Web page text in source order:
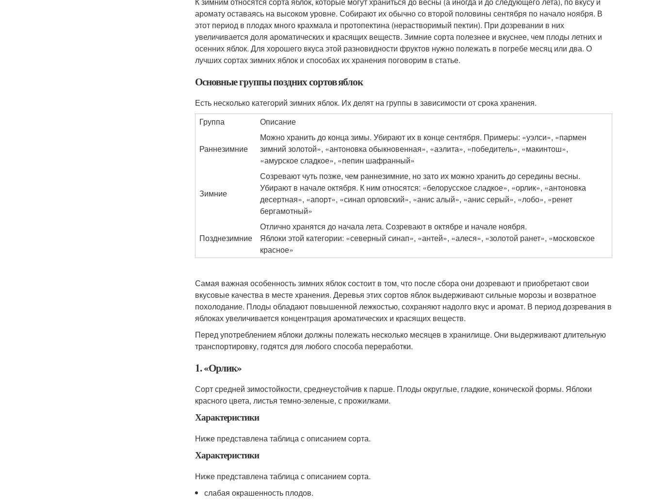
аромату оставаясь на высоком уровне. Собирают их обычно со второй половины сентября по начало ноября. В
этот период в плодах много крахмала и протопектина (нерастворимый пектин). При дозревании в них
увеличивается доля ароматических и красящих веществ. Зимние сорта полезнее и вкуснее, чем плоды летних и
осенних яблок. Для хорошего вкуса этой разновидности фруктов нужно полежать в погребе месяц или два. О
лучших сортах зимних яблок и способах их хранения поговорим в статье.
Основные группы поздних сортов яблок
Есть несколько категорий зимних яблок. Их делят на группы в зависимости от срока хранения.
Группа
Описание
Раннезимние
Можно хранить до конца зимы. Убирают их в конце сентября. Примеры: «уэлси», «пармен
зимний золотой», «антоновка обыкновенная», «аэлита», «победитель», «макинтош»,
«амурское сладкое», «пепин шафранный»
Зимние
Созревают чуть позже, чем раннезимние, но зато их можно хранить до середины весны.
Убирают в начале октября. К ним относятся: «белорусское сладкое», «орлик», «антоновка
десертная», «апорт», «синап орловский», «анис алый», «анис серый», «лобо», «ренет
бергамотный»
Позднезимние
Отлично хранятся до начала лета. Созревают в октябре и начале ноября.
Яблоки этой категории: «северный синап», «антей», «алеся», «золотой ранет», «московское
красное»
Самая важная особенность зимних яблок состоит в том, что после сбора они дозревают и приобретают свои
вкусовые качества в месте хранения. Деревья этих сортов яблок выдерживают сильные морозы и возвратное
похолодание. Плоды обладают повышенной лежкостью, сохраняют надолго вкус и аромат. В период дозревания в
яблоках увеличивается концентрация ароматических и красящих веществ.
Перед употреблением яблоки должны полежать несколько месяцев в хранилище. Они выдерживают длительную
транспортировку, годятся для любого способа переработки.
1. «Орлик»
Сорт средней зимостойкости, среднеустойчив к парше. Плоды округлые, гладкие, конической формы. Яблоки
красного цвета, листья темно-зеленые, с прожилками.
Характеристики
Ниже представлена таблица с описанием сорта.
Характеристики
Ниже представлена таблица с описанием сорта.
слабая окрашенность плодов.